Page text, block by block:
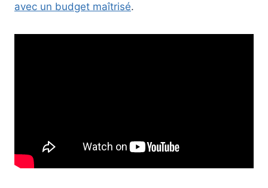
avec un budget maîtrisé.